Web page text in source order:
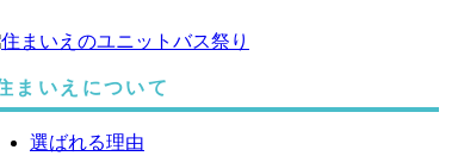
まいえについて
選ばれる理由